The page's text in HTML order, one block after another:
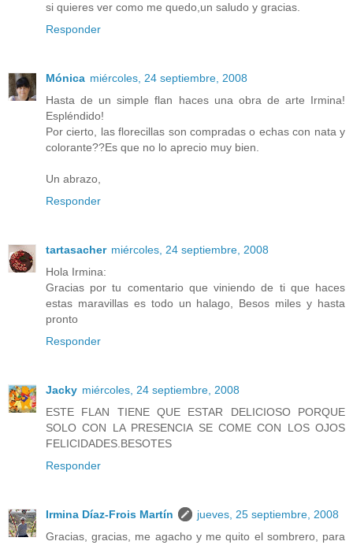
si quieres ver como me quedo,un saludo y gracias.
Responder
Mónica miércoles, 24 septiembre, 2008
Hasta de un simple flan haces una obra de arte Irmina!
Espléndido!
Por cierto, las florecillas son compradas o echas con nata y
colorante??Es que no lo aprecio muy bien.
Un abrazo,
Responder
tartasacher miércoles, 24 septiembre, 2008
Hola Irmina:
Gracias por tu comentario que viniendo de ti que haces
estas maravillas es todo un halago, Besos miles y hasta
pronto
Responder
Jacky miércoles, 24 septiembre, 2008
ESTE FLAN TIENE QUE ESTAR DELICIOSO PORQUE
SOLO CON LA PRESENCIA SE COME CON LOS OJOS
FELICIDADES.BESOTES
Responder
Irmina Díaz-Frois Martín
jueves, 25 septiembre, 2008
Gracias, gracias, me agacho y me quito el sombrero, para